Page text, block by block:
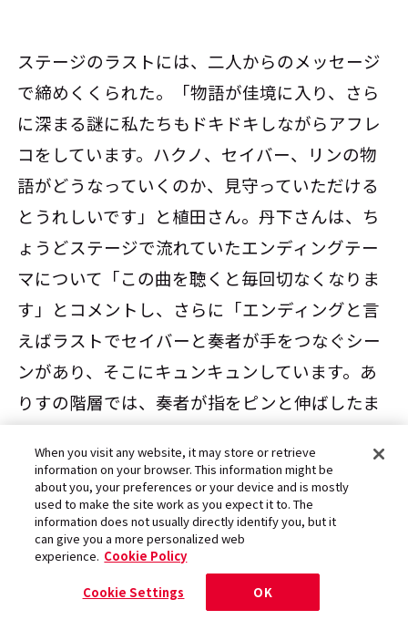
ステージのラストには、二人からのメッセージ
で締めくくられた。「物語が佳境に入り、さら
に深まる謎に私たちもドキドキしながらアフレ
コをしています。ハクノ、セイバー、リンの物
語がどうなっていくのか、見守っていただける
とうれしいです」と植田さん。丹下さんは、ち
ょうどステージで流れていたエンディングテー
マについて「この曲を聴くと毎回切なくなりま
す」とコメントし、さらに「エンディングと言
えばラストでセイバーと奏者が手をつなぐシー
ンがあり、そこにキュンキュンしています。あ
りすの階層では、奏者が指をピンと伸ばしたま
まですが、セイバーは恋人つなぎをしていまし
た。その温度差が個人的にツボでした。ちょっ
としたところに二人の関係性が表われているの
で、隅々までチェックしてください」と締めく
くった。
When you visit any website, it may store or retrieve
information on your browser. This information might be
about you, your preferences or your device and is mostly
used to make the site work as you expect it to. The
information does not usually directly identify you, but it
can give you a more personalized web
experience. Cookie Policy
Cookie Settings OK